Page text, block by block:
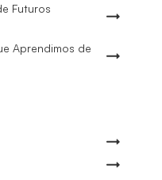
Futuros
Aprendimos de